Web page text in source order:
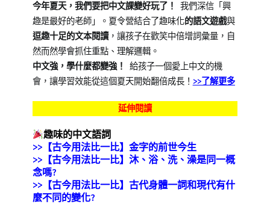
今年夏天，我們要把中文課變好玩了！
我們深信「興
趣是最好的老師」。夏令營結合了趣味化的語文遊戲與
逗趣十足的文本閱讀，讓孩子在歡笑中倍增詞彙量，自
然而然學會抓住重點、理解邏輯。
中文強，學什麼都變強！
給孩子一個愛上中文的機
會，讓學習效能從這個夏天開始翻倍成長！ >>了解更多
延伸閱讀
趣味的中文語詞
>>【古今用法比一比】金字的前世今生
>>【古今用法比一比】沐、浴、洗、澡是同一概
念嗎?
>>【古今用法比一比】古代身體一詞和現代有什
麼不同的變化?